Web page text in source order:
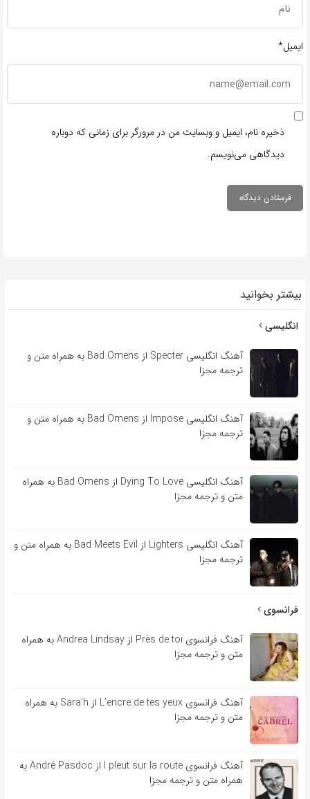
ایمیل*
ذخیره نام، ایمیل و وبسایت من در مرورگر برای زمانی که دوباره
دیدگاهی می‌نویسم.
بیشتر بخوانید
انگلیسی
آهنگ انگلیسی Specter از Bad Omens به همراه متن و
ترجمه مجزا
آهنگ انگلیسی Impose از Bad Omens به همراه متن و
ترجمه مجزا
آهنگ انگلیسی Dying To Love از Bad Omens به همراه
متن و ترجمه مجزا
آهنگ انگلیسی Lighters از Bad Meets Evil به همراه متن و
ترجمه مجزا
فرانسوی
آهنگ فرانسوی Près de toi از Andrea Lindsay به همراه
متن و ترجمه مجزا
آهنگ فرانسوی L’encre de tes yeux از Sara’h به همراه
متن و ترجمه مجزا
آهنگ فرانسوی l pleut sur la route از André Pasdoc به
همراه متن و ترجمه مجزا